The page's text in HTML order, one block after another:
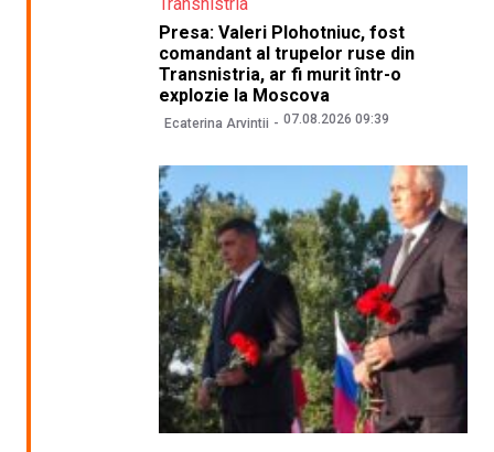
Presa: Valeri Plohotniuc, fost
comandant al trupelor ruse din
Transnistria, ar fi murit într-o
explozie la Moscova
Ecaterina Arvintii 07.08.2026 09:39